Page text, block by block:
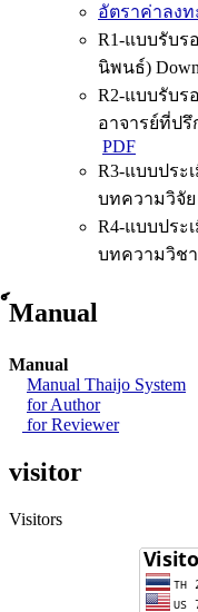
อัตราค่าลง
R1-แบบรับ
นิพนธ์)
R2-แบบรับร
อาจารย์ที่ปรึ
PDF
R3-แบบประ
บทความวิจัย
R4-แบบประ
บทความวิชา
์Manual
Manual
Manual Thaijo System
for Author
for Reviewer
visitor
Visitors